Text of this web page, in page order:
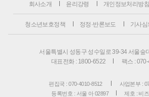
회사소개 윤리강령 개인정보처리방침
청소년보호정책 정정·반론보도 기사심
서울특별시 성동구 성수일로 39-34 서울숲
대표전화 : 1800-6522
팩스 :
편집국 : 070-4010-8512
사업본부 :
등록번호 : 서울 아 02897
제호 : 비